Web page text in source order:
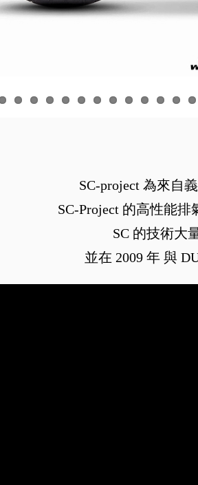
SC-project 為來自
SC-Project 的高性能
SC 的技術大
並在 2009 年 與